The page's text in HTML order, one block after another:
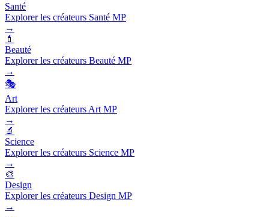
Santé
Explorer les créateurs Santé MP
→
💄
Beauté
Explorer les créateurs Beauté MP
→
🎭
Art
Explorer les créateurs Art MP
→
🔬
Science
Explorer les créateurs Science MP
→
🎨
Design
Explorer les créateurs Design MP
→